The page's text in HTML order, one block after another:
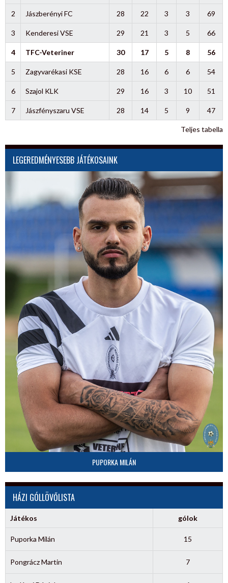
2 Jászberényi FC 28 22 3 3 69
3 Kenderesi VSE 29 21 3 5 66
4 TFC-Veteriner 30 17 5 8 56
5 Zagyvarékasi KSE 28 16 6 6 54
6 Szajol KLK 29 16 3 10 51
7 Jászfényszaru VSE 28 14 5 9 47
Teljes tabella
LEGEREDMÉNYESEBB JÁTÉKOSAINK
PUPORKA MILÁN
HÁZI GÓLLÖVŐLISTA
Játékos gólok
Puporka Milán 15
Pongrácz Martin 7